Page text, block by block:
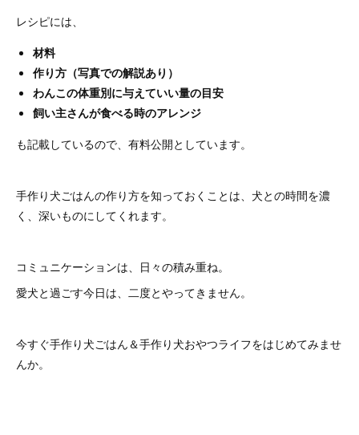
レシピには、
材料
作り方（写真での解説あり）
わんこの体重別に与えていい量の目安
飼い主さんが食べる時のアレンジ
も記載しているので、有料公開としています。
手作り犬ごはんの作り方を知っておくことは、犬との時間を濃
く、深いものにしてくれます。
コミュニケーションは、日々の積み重ね。
愛犬と過ごす今日は、二度とやってきません。
今すぐ手作り犬ごはん＆手作り犬おやつライフをはじめてみませ
んか。